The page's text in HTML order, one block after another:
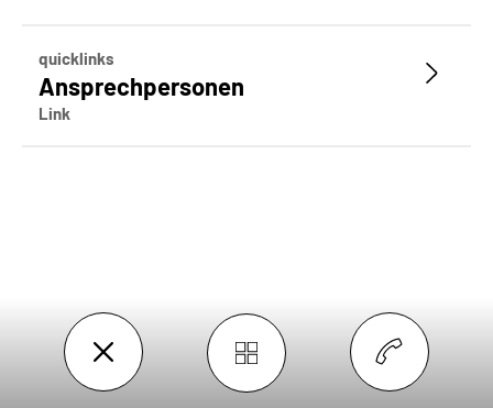
quicklinks
Ansprechpersonen
Link